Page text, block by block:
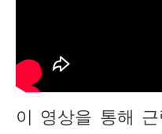
이 영상을 통해